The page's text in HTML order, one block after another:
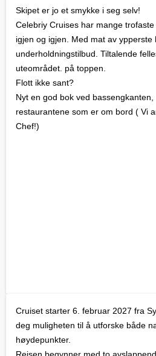
Skipet er jo et smykke i seg selv!
Celebriy Cruises har mange
igjen og igjen. Med mat av ypperste
underholdningstilbud. Tiltalende
uteområdet. på toppen.
Flott ikke sant?
Nyt en god bok ved
restaurantene som er om bord ( Vi
Chef!)
Cruiset starter 6. februar 2027 fra
deg muligheten til å utforske både
høydepunkter.
Reisen begynner med to